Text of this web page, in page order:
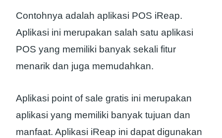
Contohnya adalah aplikasi POS iReap.
Aplikasi ini merupakan salah satu aplikasi
POS yang memiliki banyak sekali fitur
menarik dan juga memudahkan.
Aplikasi point of sale gratis ini merupakan
aplikasi yang memiliki banyak tujuan dan
manfaat. Aplikasi iReap ini dapat digunakan